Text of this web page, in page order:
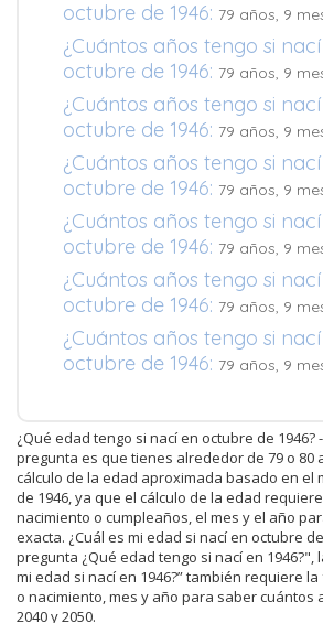
octubre de 1946: 79 años, 9
¿Cuántos años tengo si
octubre de 1946: 79 años, 9
¿Cuántos años tengo si
octubre de 1946: 79 años, 9
¿Cuántos años tengo si
octubre de 1946: 79 años, 9
¿Cuántos años tengo si
octubre de 1946: 79 años, 9
¿Cuántos años tengo si
octubre de 1946: 79 años, 9
¿Cuántos años tengo si nací
octubre de 1946: 79 años, 9
¿Qué edad tengo si nací en octubre de
pregunta es que tienes alrededor de 79 o 80
cálculo de la edad aproximada basado en el
de 1946, ya que el cálculo de la edad
nacimiento o cumpleaños, el mes y el año
exacta. ¿Cuál es mi edad si nací en octubre
pregunta ¿Qué edad tengo si nací en 1946?",
mi edad si nací en 1946?” también requiere
o nacimiento, mes y año para saber cuántos
2040 y 2050.